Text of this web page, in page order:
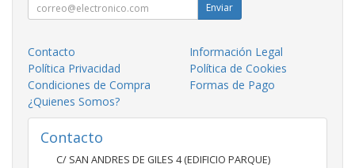
Enviar
Contacto
Información Legal
Política Privacidad
Política de Cookies
Condiciones de Compra
Formas de Pago
¿Quienes Somos?
Contacto
C/ SAN ANDRES DE GILES 4 (EDIFICIO PARQUE)